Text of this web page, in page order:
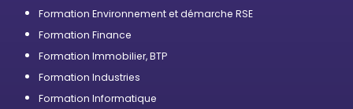
Formation Environnement et démarche RSE
Formation Finance
Formation Immobilier, BTP
Formation Industries
Formation Informatique